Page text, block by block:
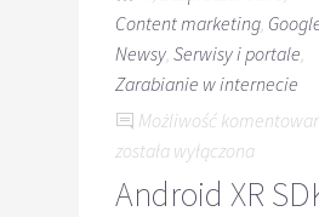
Content marketing,
Newsy, Serwisy i portale,
Zarabianie w internecie
Możliwość
została wyłączona
Android XR